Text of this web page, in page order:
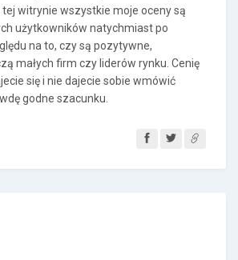
witrynie wszystkie moje oceny są
użytkowników natychmiast po
na to, czy są pozytywne,
małych firm czy liderów rynku. Cenię
się i nie dajecie sobie wmówić
godne szacunku.